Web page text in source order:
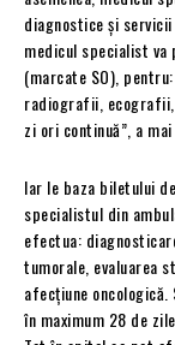
diagnostice și
medicul specialist
(marcate SO),
radiografii,
zi ori continuă”, a
Iar le baza biletului
specialistul din
efectua:
tumorale, evaluarea
afecțiune
în maximum 28 de